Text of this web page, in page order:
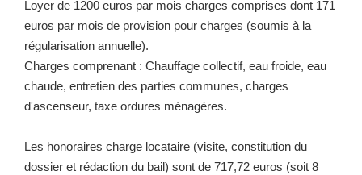
Loyer de 1200 euros par mois charges comprises dont 171
euros par mois de provision pour charges (soumis à la
régularisation annuelle).
Charges comprenant : Chauffage collectif, eau froide, eau
chaude, entretien des parties communes, charges
d'ascenseur, taxe ordures ménagères.
Les honoraires charge locataire (visite, constitution du
dossier et rédaction du bail) sont de 717,72 euros (soit 8